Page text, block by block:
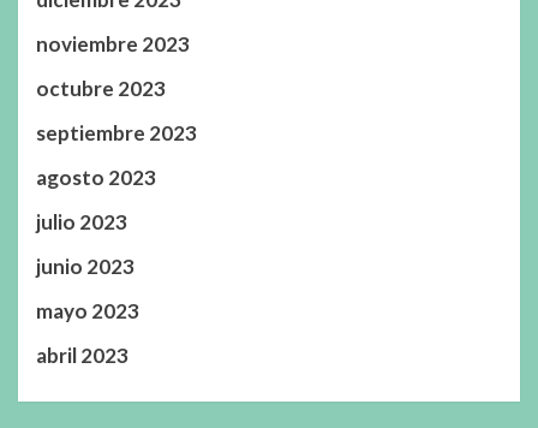
noviembre 2023
octubre 2023
septiembre 2023
agosto 2023
julio 2023
junio 2023
mayo 2023
abril 2023